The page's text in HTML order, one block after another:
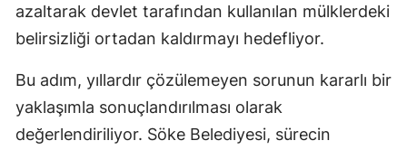
azaltarak devlet tarafından kullanılan mülklerdeki
belirsizliği ortadan kaldırmayı hedefliyor.
Bu adım, yıllardır çözülemeyen sorunun kararlı bir
yaklaşımla sonuçlandırılması olarak
değerlendiriliyor. Söke Belediyesi, sürecin